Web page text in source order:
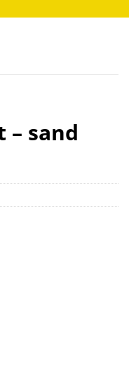
– sand